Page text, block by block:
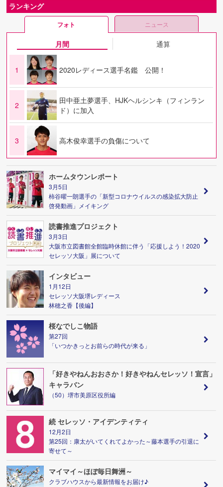
ランキング
フォト ニュース
月間 通算
1 2020レディース選手名鑑 公開！
2
田中亜土夢選手、HJKヘルシンキ（フィンラン
ド）に加入
3 高木俊幸選手の負傷について
ホームタウンレポート
3月5日
柿谷曜一朗選手の「新型コロナウイルスの感染拡大防止
啓発動画」メイキング
読書推進プロジェクト
3月3日
大阪市立図書館全館臨時休館に伴う「応援しよう！2020
セレッソ大阪」展について
インタビュー
1月12日
セレッソ大阪堺レディース
林穂之香【後編】
桜なでしこ物語
第27回
「いつかきっとお前らの時代が来る」
「好きやねんおおさか！好きやねんセレッソ！宣言」
キャラバン
（50）堺市美原区役所編
続 セレッソ・アイデンティティ
12月2日
第25回：康太がいてくれてよかった～藤本選手の引退に
寄せて～
マイマイ～ほぼ毎日舞洲～
クラブハウスから最新情報をお届け♪